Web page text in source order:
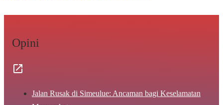
Opini
Jalan Rusak di Simeulue: Ancaman bagi Keselamatan